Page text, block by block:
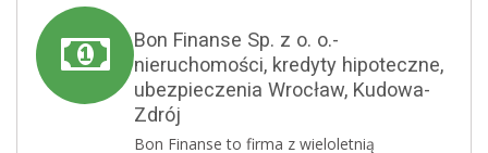
Bon Finanse Sp. z o. o.-
nieruchomości, kredyty hipoteczne,
ubezpieczenia Wrocław, Kudowa-
Zdrój
Bon Finanse to firma z wieloletnią